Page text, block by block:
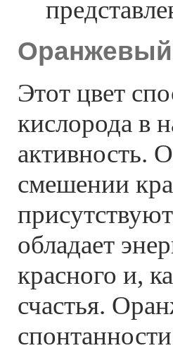
Оранжевый
Этот цвет
кислорода в
активность.
смешении
обладает
красного и,
счастья.